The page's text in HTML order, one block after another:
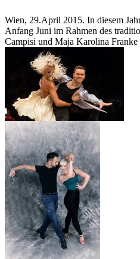
Wien, 29.April 2015. In diesem
Anfang Juni im Rahmen des
Campisi und Maja Karolina Franke